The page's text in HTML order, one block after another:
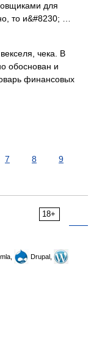
для
то и&#8230; …
чека. В
обоснован и
финансовых
7 8
9
18+
Drupal,